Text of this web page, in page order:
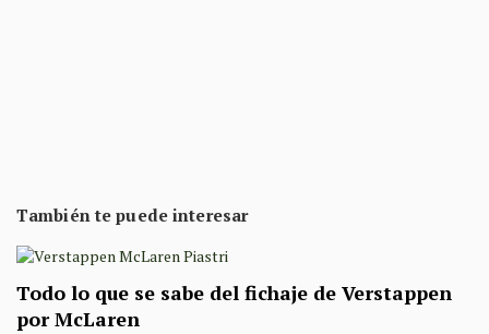
También te puede interesar
Todo lo que se sabe del fichaje de Verstappen
por McLaren